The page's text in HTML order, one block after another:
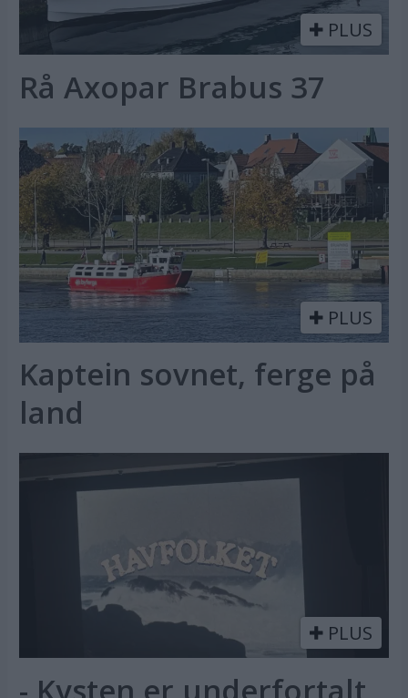
PLUS
Rå Axopar Brabus 37
PLUS
Kaptein sovnet, ferge på
land
PLUS